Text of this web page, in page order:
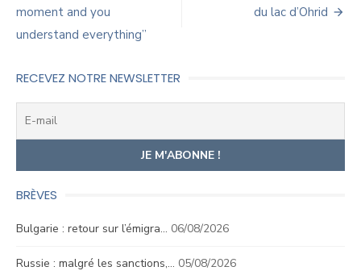
l’article
moment and you
understand everything”
du lac d’Ohrid
RECEVEZ NOTRE NEWSLETTER
BRÈVES
Bulgarie : retour sur l’émigra… 06/08/2026
Russie : malgré les sanctions,… 05/08/2026